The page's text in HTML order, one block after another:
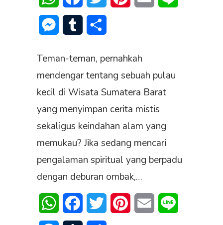
Messenger
Tumblr
Teman-teman, pernahkah
mendengar tentang sebuah pulau
kecil di Wisata Sumatera Barat
yang menyimpan cerita mistis
sekaligus keindahan alam yang
memukau? Jika sedang mencari
pengalaman spiritual yang berpadu
dengan deburan ombak,…
WhatsAppFacebookTwitter PinterestEmail